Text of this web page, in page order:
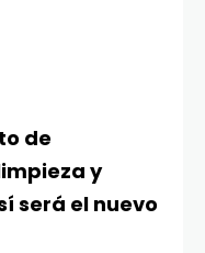
de
y
será el nuevo